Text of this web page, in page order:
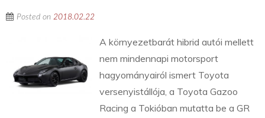
Posted on 2018.02.22
A környezetbarát hibrid autói mellett
nem mindennapi motorsport
hagyományairól ismert Toyota
versenyistállója, a Toyota Gazoo
Racing a Tokióban mutatta be a GR